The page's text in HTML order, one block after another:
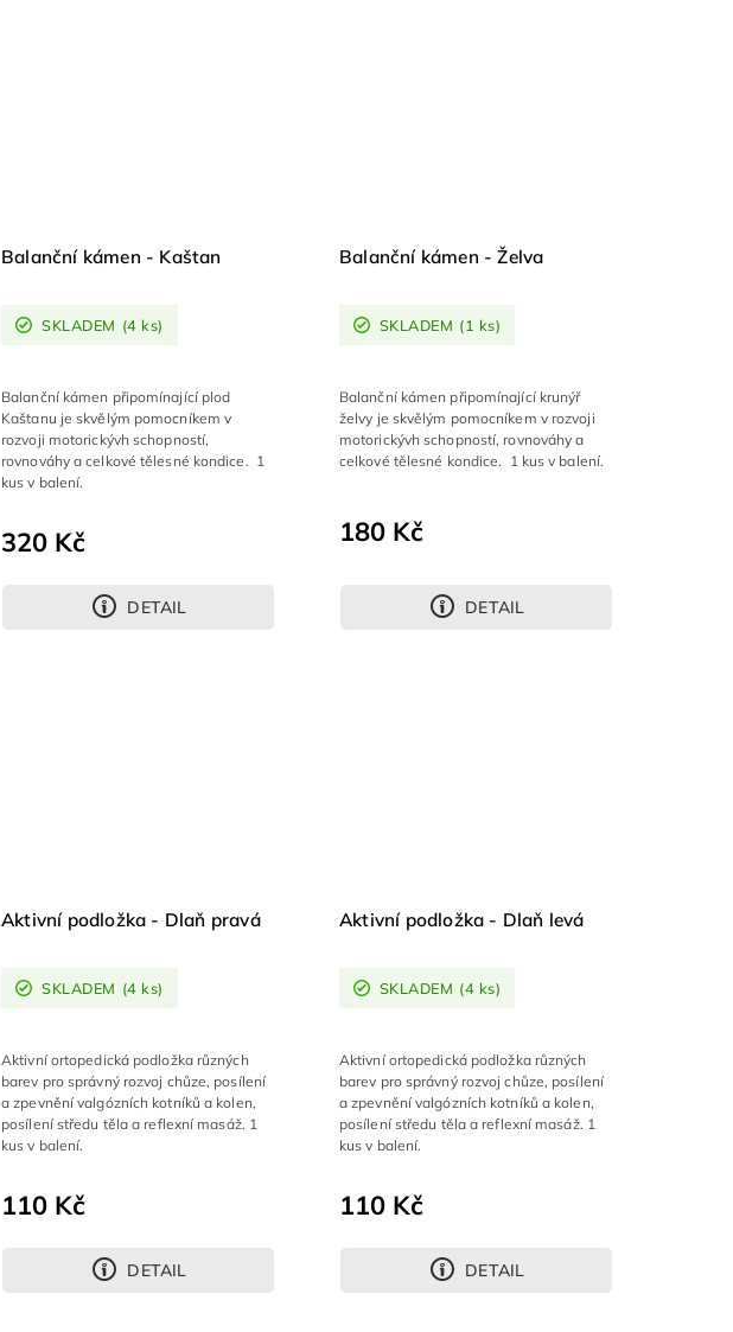
Balanční kámen - Kaštan
SKLADEM (4 ks)
320 Kč
DETAIL
Balanční kámen připomínající plod
Kaštanu je skvělým pomocníkem v
rozvoji motorickývh schopností,
rovnováhy a celkové tělesné kondice. 1
kus v balení.
Balanční kámen - Želva
SKLADEM (1 ks)
180 Kč
DETAIL
Balanční kámen připomínající krunýř
želvy je skvělým pomocníkem v rozvoji
motorickývh schopností, rovnováhy a
celkové tělesné kondice. 1 kus v balení.
Aktivní podložka - Dlaň pravá
SKLADEM (4 ks)
110 Kč
DETAIL
Aktivní ortopedická podložka různých
barev pro správný rozvoj chůze, posílení
a zpevnění valgózních kotníků a kolen,
posílení středu těla a reflexní masáž. 1
kus v balení.
Aktivní podložka - Dlaň levá
SKLADEM (4 ks)
110 Kč
DETAIL
Aktivní ortopedická podložka různých
barev pro správný rozvoj chůze, posílení
a zpevnění valgózních kotníků a kolen,
posílení středu těla a reflexní masáž. 1
kus v balení.